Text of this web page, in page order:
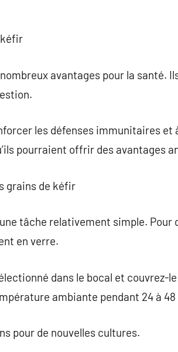
avantages pour la santé.
les défenses immunitaires
pourraient offrir des avantages
grains de kéfir
tâche relativement simple.
en verre.
dans le bocal et couvrez-
ambiante pendant 24 à
pour de nouvelles cultures.